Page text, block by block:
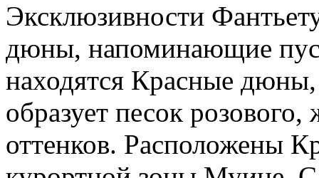
Эксклюзивности
дюны, напоминающие
находятся Красные
образует песок розового,
оттенков. Расположены